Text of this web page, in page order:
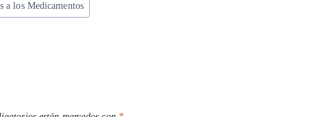
a los Medicamentos